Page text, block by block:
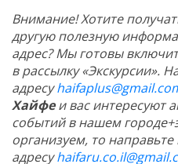
Внимание! Хотите
другую полезную
адрес? Мы готовы
в рассылку «Экскурсии».
адресу
Хайфеи вас интересуют
событий в нашем
организуем, то
адресу